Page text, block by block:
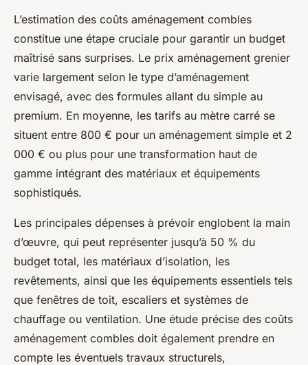
L’estimation des coûts aménagement combles
constitue une étape cruciale pour garantir un budget
maîtrisé sans surprises. Le prix aménagement grenier
varie largement selon le type d’aménagement
envisagé, avec des formules allant du simple au
premium. En moyenne, les tarifs au mètre carré se
situent entre 800 € pour un aménagement simple et 2
000 € ou plus pour une transformation haut de
gamme intégrant des matériaux et équipements
sophistiqués.
Les principales dépenses à prévoir englobent la main
d’œuvre, qui peut représenter jusqu’à 50 % du
budget total, les matériaux d’isolation, les
revêtements, ainsi que les équipements essentiels tels
que fenêtres de toit, escaliers et systèmes de
chauffage ou ventilation. Une étude précise des coûts
aménagement combles doit également prendre en
compte les éventuels travaux structurels,